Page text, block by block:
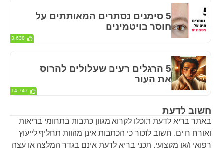
חשוב לדעת
באתר בריא לדעת תוכלו לקרוא מגוון כתבות בתחומי בריאות
ואורח חיים. חשוב לזכור כי הכתבות אינן מהוות תחליף לייעוץ
רפואי ו/או מקצועי. תכני בריא לדעת אינם בגדר המלצה או עצה
5 סימנים נסתרים המאותתים על
חוסר בויטמינים
3,638
5 הרגלים רעים שעלולים להרוס
את העור
14,747